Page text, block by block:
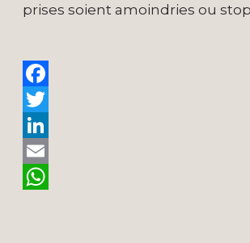
prises soient amoindries ou
Facebook
Twitter
LinkedIn
Email